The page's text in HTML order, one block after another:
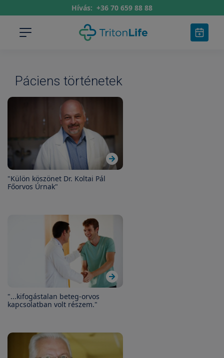
Hívás: +36 70 659 88 88
Páciens történetek
"Külön köszönet Dr. Koltai Pál
Főorvos Úrnak"
"...kifogástalan beteg-orvos
kapcsolatban volt részem."